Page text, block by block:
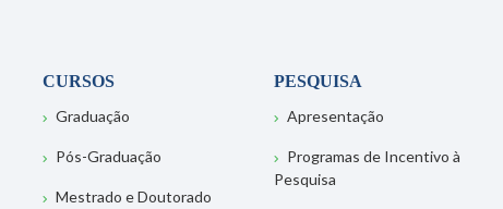
CURSOS
Graduação
Pós-Graduação
Mestrado e Doutorado
PESQUISA
Apresentação
Programas de Incentivo à
Pesquisa